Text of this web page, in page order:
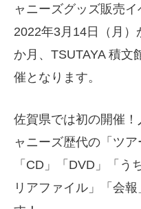
ャニーズグッズ販売
2022年3月14日（月
か月、TSUTAYA 積文
催となります。
佐賀県では初の開催
ャニーズ歴代の「ツア
「CD」「DVD」「う
リアファイル」「会